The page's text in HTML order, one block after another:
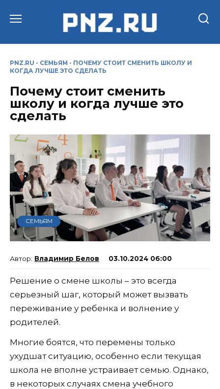
PNZ.RU - СЕМЬЯМ - ПОЧЕМУ СТОИТ СМЕНИТЬ ШКОЛУ И
КОГДА ЛУЧШЕ ЭТО СДЕЛАТЬ
Почему стоит сменить
школу и когда лучше это
сделать
СЕМЬЯМ
Владимир Белов 03.10.2024 06:00
Решение о смене школы – это всегда
серьезный шаг, который может вызвать
переживание у ребенка и волнение у
родителей.
Многие боятся, что перемены только
ухудшат ситуацию, особенно если текущая
школа не вполне устраивает семью. Однако,
в некоторых случаях смена учебного